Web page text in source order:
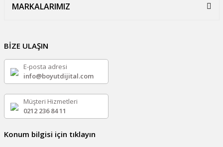
MARKALARIMIZ
BİZE ULAŞIN
E-posta adresi
info@boyutdijital.com
Müşteri Hizmetleri
0212 236 84 11
Konum bilgisi için tıklayın